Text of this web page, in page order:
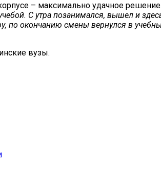
– максимально удачное решение.
С утра позанимался, вышел и
по окончанию смены вернулся в
вузы.